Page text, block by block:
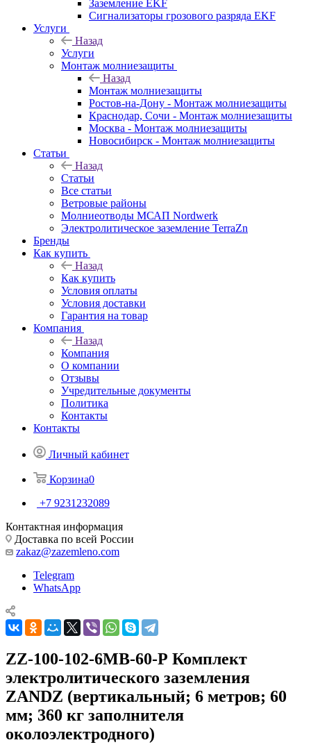
Заземление EKF
Сигнализаторы грозового разряда EKF
Услуги
Назад
Услуги
Монтаж молниезащиты
Назад
Монтаж молниезащиты
Ростов-на-Дону - Монтаж молниезащиты
Краснодар, Сочи - Монтаж молниезащиты
Москва - Монтаж молниезащиты
Новосибирск - Монтаж молниезащиты
Статьи
Назад
Статьи
Все статьи
Ветровые районы
Молниеотводы МСАП Nordwerk
Электролитическое заземление TerraZn
Бренды
Как купить
Назад
Как купить
Условия оплаты
Условия доставки
Гарантия на товар
Компания
Назад
Компания
О компании
Отзывы
Учредительные документы
Политика
Контакты
Контакты
Личный кабинет
Корзина0
+7 9231232089
Контактная информация
Доставка по всей России
zakaz@zazemleno.com
Telegram
WhatsApp
ZZ-100-102-6МВ-60-Р Комплект
электролитического заземления
ZANDZ (вертикальный; 6 метров; 60
мм; 360 кг заполнителя
околоэлектродного)